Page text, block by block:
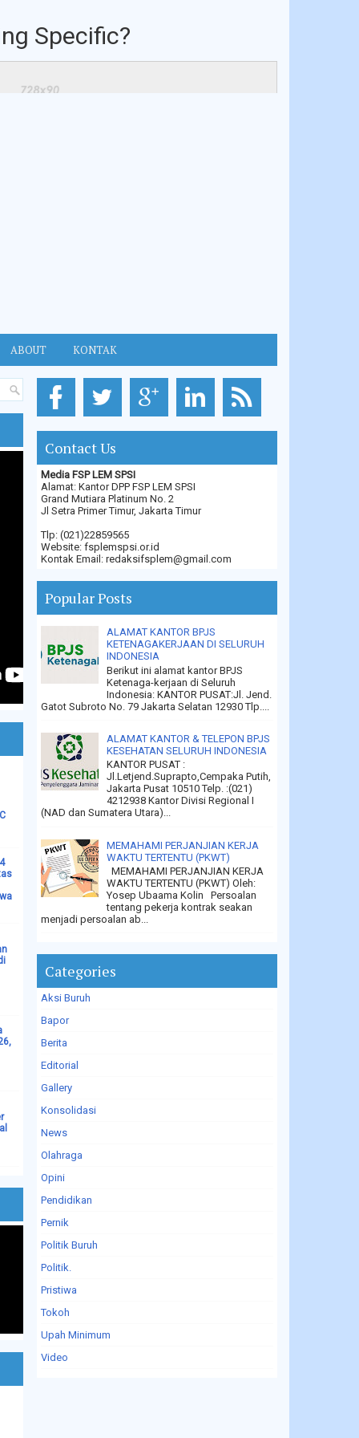
Specific?
ABOUT KONTAK
Contact Us
Media FSP LEM SPSI
Alamat: Kantor DPP FSP LEM SPSI
Grand Mutiara Platinum No. 2
Jl Setra Primer Timur, Jakarta Timur
Tlp: (021)22859565
Website: fsplemspsi.or.id
Kontak Email: redaksifsplem@gmail.com
Popular Posts
ALAMAT KANTOR BPJS
KETENAGAKERJAAN DI SELURUH
INDONESIA
Berikut ini alamat kantor BPJS
Ketenaga-kerjaan di Seluruh
Indonesia: KANTOR PUSAT:Jl. Jend.
Gatot Subroto No. 79 Jakarta Selatan 12930 Tlp....
ALAMAT KANTOR & TELEPON BPJS
KESEHATAN SELURUH INDONESIA
KANTOR PUSAT :
Jl.Letjend.Suprapto,Cempaka Putih,
Jakarta Pusat 10510 Telp. :(021)
4212938 Kantor Divisi Regional I
(NAD dan Sumatera Utara)...
MEMAHAMI PERJANJIAN KERJA
WAKTU TERTENTU (PKWT)
MEMAHAMI PERJANJIAN KERJA
WAKTU TERTENTU (PKWT) Oleh:
Yosep Ubaama Kolin Persoalan
tentang pekerja kontrak seakan
menjadi persoalan ab...
Categories
Aksi Buruh
Bapor
Berita
Editorial
Gallery
Konsolidasi
News
Olahraga
Opini
Pendidikan
Pernik
Politik Buruh
Politik.
Pristiwa
Tokoh
Upah Minimum
Video